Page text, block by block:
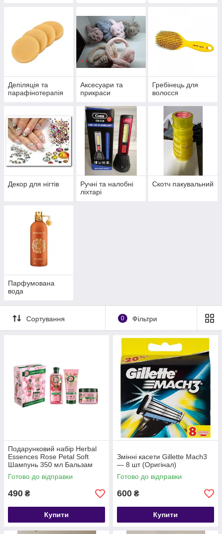
Депіляція та
парафінотерапія
Аксесуари та
прикраси
Гребінець для
волосся
Декор для нігтів
Ручні та налобні
ліхтарі
Скотч пакувальний
Парфумована
вода
Сортування 0 Фільтри
Подарунковий набір Herbal
Essences Rose Petal Soft
Шампунь 350 мл Бальзам
250 мл Маска 300 мл
Готово до відправки
490 ₴
Купити
Змінні касети Gillette Mach3
— 8 шт (Оригінал)
Готово до відправки
600 ₴
Купити